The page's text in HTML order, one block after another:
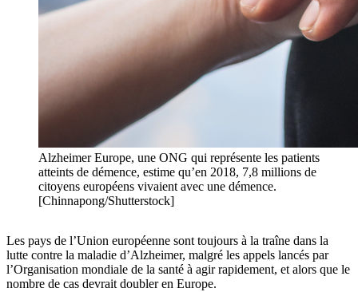
Alzheimer Europe, une ONG qui représente les patients
atteints de démence, estime qu’en 2018, 7,8 millions de
citoyens européens vivaient avec une démence.
[Chinnapong/Shutterstock]
Les pays de l’Union européenne sont toujours à la traîne dans la
lutte contre la maladie d’Alzheimer, malgré les appels lancés par
l’Organisation mondiale de la santé à agir rapidement, et alors que le
nombre de cas devrait doubler en Europe.